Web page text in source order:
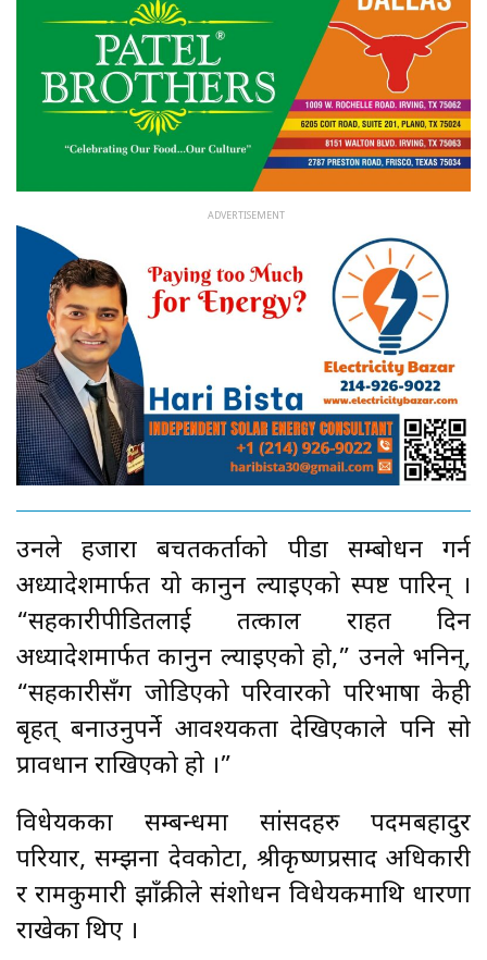
उनले हजारौँ बचतकर्ताको पीडा सम्बोधन गर्न
अध्यादेशमार्फत यो कानुन ल्याइएको स्पष्ट पारिन् ।
“सहकारीपीडितलाई तत्काल राहत दिन
अध्यादेशमार्फत कानुन ल्याइएको हो,” उनले भनिन्,
“सहकारीसँग जोडिएको परिवारको परिभाषा केही
बृहत् बनाउनुपर्ने आवश्यकता देखिएकाले पनि सो
प्रावधान राखिएको हो ।”
विधेयकका सम्बन्धमा सांसदहरु पदमबहादुर
परियार, सम्झना देवकोटा, श्रीकृष्णप्रसाद अधिकारी
र रामकुमारी झाँक्रीले संशोधन विधेयकमाथि धारणा
राखेका थिए ।